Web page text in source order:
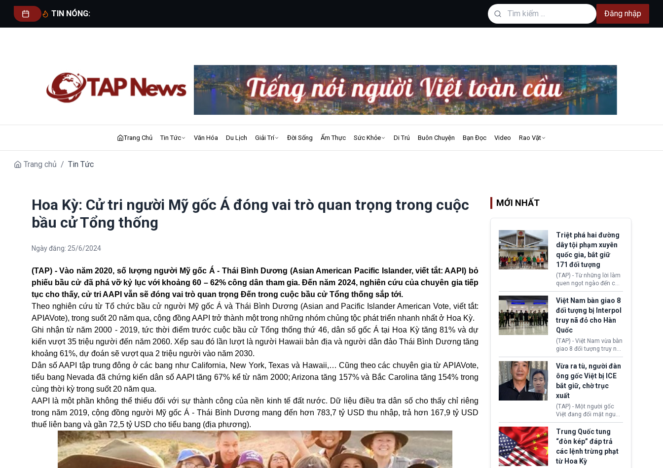
TIN NÓNG: Đăng nhập
Trang Chủ Tin Tức Văn Hóa Du Lịch Giải Trí Đời Sống Ẩm Thực Sức Khỏe Di Trú Buôn Chuyện Bạn Đọc Video Rao Vặt
Trang chủ / Tin Tức
Hoa Kỳ: Cử tri người Mỹ gốc Á đóng vai trò quan trọng trong cuộc
bầu cử Tổng thống
Ngày đăng: 25/6/2024
(TAP) - Vào năm 2020, số lượng người Mỹ gốc Á - Thái Bình Dương (Asian American Pacific Islander, viết tắt: AAPI) bỏ
phiếu bầu cử đã phá vỡ kỷ lục với khoảng 60 – 62% công dân tham gia. Đến năm 2024, nghiên cứu của chuyên gia tiếp
tục cho thấy, cử tri AAPI vẫn sẽ đóng vai trò quan trọng Đến trong cuộc bầu cử Tổng thống sắp tới.
Theo nghiên cứu từ Tổ chức bầu cử người Mỹ gốc Á và Thái Bình Dương (Asian and Pacific Islander American Vote, viết tắt:
APIAVote), trong suốt 20 năm qua, cộng đồng AAPI trở thành một trong những nhóm chủng tộc phát triển nhanh nhất ở Hoa Kỳ.
Ghi nhận từ năm 2000 - 2019, tức thời điểm trước cuộc bầu cử Tổng thống thứ 46, dân số gốc Á tại Hoa Kỳ tăng 81% và dự
kiến vượt 35 triệu người đến năm 2060. Xếp sau đó lần lượt là người Hawaii bản địa và người dân đảo Thái Bình Dương tăng
khoảng 61%, dự đoán sẽ vượt qua 2 triệu người vào năm 2030.
Dân số AAPI tập trung đông ở các bang như California, New York, Texas và Hawaii,… Cũng theo các chuyên gia từ APIAVote,
tiểu bang Nevada đã chứng kiến dân số AAPI tăng 67% kể từ năm 2000; Arizona tăng 157% và Bắc Carolina tăng 154% trong
cùng thời kỳ trong suốt 20 năm qua.
AAPI là một phần không thể thiếu đối với sự thành công của nền kinh tế đất nước. Dữ liệu điều tra dân số cho thấy chỉ riêng
trong năm 2019, cộng đồng người Mỹ gốc Á - Thái Bình Dương mang đến hơn 783,7 tỷ USD thu nhập, trả hơn 167,9 tỷ USD
thuế liên bang và gần 72,5 tỷ USD cho tiểu bang (địa phương).
MỚI NHẤT
Triệt phá hai đường
dây tội phạm xuyên
quốc gia, bắt giữ
171 đối tượng
(TAP) - Từ những lời làm
quen ngọt ngào đến các
“sàn vàng ảo”, bất động
sản trực tuyến cùng
đường dây đánh bạc quy
mô lớn, hai tổ chức tội
phạm xuyên quốc gia đã
dựng lên mạng lưới hoạt
động tại Việt Nam và
Lào, lôi kéo hàng nghìn
người tham gia, luân
chuyển dòng tiền qua
nhiều lớp tài khoản. Sau
hơn 2 tuần phối hợp truy
xét, lực lượng chức năng
hai nước đã bắt giữ 171
Việt Nam bàn giao 8
đối tượng bị Interpol
truy nã đỏ cho Hàn
Quốc
(TAP) - Việt Nam vừa bàn
giao 8 đối tượng truy nã
đỏ Interpol cho lực lượng
chức năng Hàn Quốc.
Nhóm này bị xác định
lừa đảo 619 nạn nhân,
chiếm đoạt hơn 17,7 tỷ
KRW.
Vừa ra tù, người đàn
ông gốc Việt bị ICE
bắt giữ, chờ trục
xuất
(TAP) - Một người gốc
Việt đang đối mặt nguy
cơ bị trục xuất khỏi Hoa
Kỳ sau khi đã chấp hành
xong bản án liên quan
đến tội ác từ hơn 30
năm trước tại California.
Trung Quốc tung
“đòn kép” đáp trả
các lệnh trừng phạt
từ Hoa Kỳ